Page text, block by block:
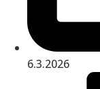
6.3.2026